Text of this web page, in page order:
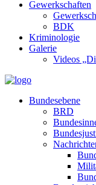
Gewerkschaften
BDK
Kriminologie
Galerie
Videos
Bundesebene
BRD